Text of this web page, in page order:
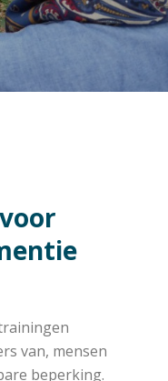
van, mensen
beperking.